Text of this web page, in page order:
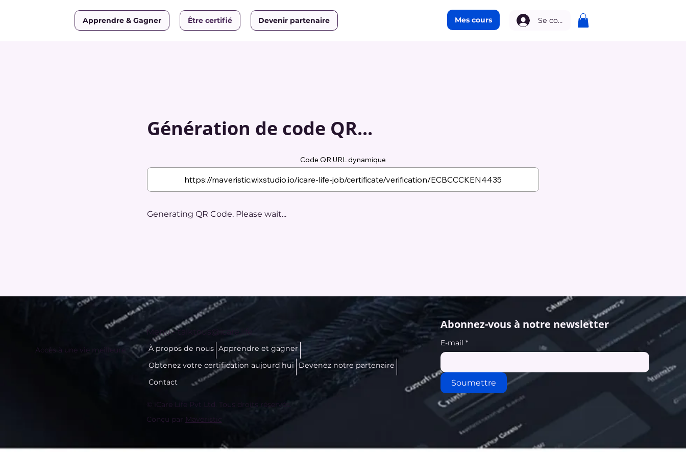
Apprendre & Gagner Être certifié Devenir partenaire Mes cours Se connecter
Génération de code QR...
Code QR URL dynamique
Generating QR Code. Please wait...
Accès à une vie meilleure
Menu -talktous@icare.life
À propos de nous Apprendre et gagner
Obtenez votre certification aujourd'hui
Devenez notre partenaire
Contact
© iCare Life Pvt Ltd. Tous droits réservés.
Conçu par Maveristic
Abonnez-vous à notre newsletter
E-mail *
Soumettre